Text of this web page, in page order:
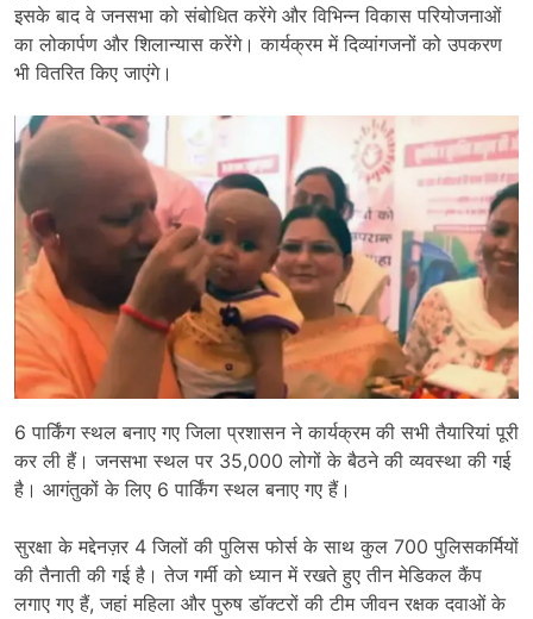
इसके बाद वे जनसभा को संबोधित करेंगे और विभिन्न विकास परियोजनाओं
का लोकार्पण और शिलान्यास करेंगे। कार्यक्रम में दिव्यांगजनों को उपकरण
भी वितरित किए जाएंगे।
6 पार्किंग स्थल बनाए गए जिला प्रशासन ने कार्यक्रम की सभी तैयारियां पूरी
कर ली हैं। जनसभा स्थल पर 35,000 लोगों के बैठने की व्यवस्था की गई
है। आगंतुकों के लिए 6 पार्किंग स्थल बनाए गए हैं।
सुरक्षा के मद्देनज़र 4 जिलों की पुलिस फोर्स के साथ कुल 700 पुलिसकर्मियों
की तैनाती की गई है। तेज गर्मी को ध्यान में रखते हुए तीन मेडिकल कैंप
लगाए गए हैं, जहां महिला और पुरुष डॉक्टरों की टीम जीवन रक्षक दवाओं के